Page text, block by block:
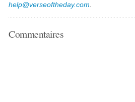
help@verseoftheday.com
Commentaires